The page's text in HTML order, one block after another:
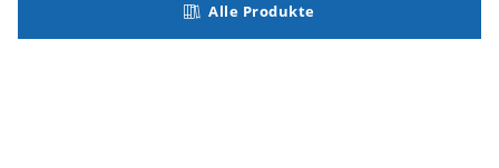
Alle Produkte